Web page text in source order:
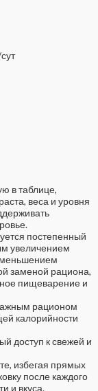
в таблице,
веса и уровня
постепенный
увеличением
заменой рациона,
пищеварение и
рационом
калорийности
доступ к свежей и
избегая прямых
после каждого
и вкуса.